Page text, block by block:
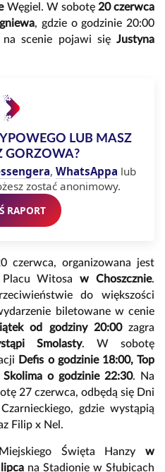
Węgiel. W sobotę 20 czerwca
, gdzie o godzinie 20:00
scenie pojawi sięJustyna
LUB MASZ
GORZOWA?
, WhatsAppa lub
zostać anonimowy.
RAPORT
czerwca, organizowana jest
Placu Witosaw Choszcznie.
do większości
biletowane w cenie
od godziny 20:00zagra
Smolasty. W sobotę
Defis o godzinie 18:00, Top
Skolima o godzinie 22:30. Na
27 czerwca, odbędą się Dni
gdzie wystąpią
Filip x Nel.
Święta Hanzy w
na Stadionie w Słubicach